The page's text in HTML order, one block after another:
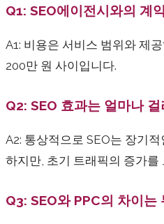
Q1: SEO에이전시와의 계
A1: 비용은 서비스 범위와 제
200만 원 사이입니다.
Q2: SEO 효과는 얼마나 걸
A2: 통상적으로 SEO는 장기
하지만, 초기 트래픽의 증가를
Q3: SEO와 PPC의 차이는